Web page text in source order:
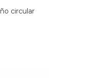
circular